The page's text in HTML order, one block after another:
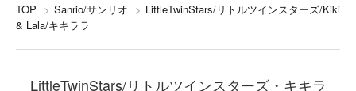
TOP > Sanrio/サンリオ > LittleTwinStars/リトルツインスターズ/Kiki
& Lala/キキララ
LittleTwinStars/リトルツインスターズ・キキラ